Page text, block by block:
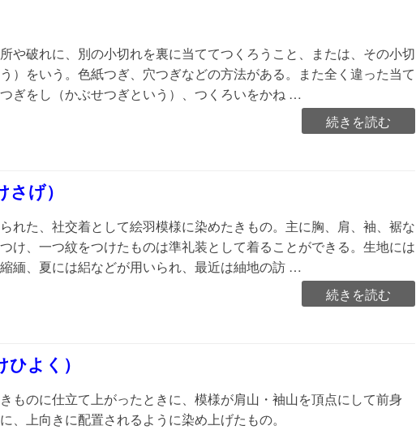
や破れに、別の小切れを裏に当ててつくろうこと、または、その小切
）をいう。色紙つぎ、穴つぎなどの方法がある。また全く違った当て
ぎをし（かぶせつぎという）、つくろいをかね …
“継
続きを読む
げ）
れた、社交着として絵羽模様に染めたきもの。主に胸、肩、袖、裾な
け、一つ紋をつけたものは準礼装として着ることができる。生地には
緬、夏には絽などが用いられ、最近は紬地の訪 …
“付
け
続きを読む
よく）
ものに仕立て上がったときに、模様が肩山・袖山を頂点にして前身
、上向きに配置されるように染め上げたもの。